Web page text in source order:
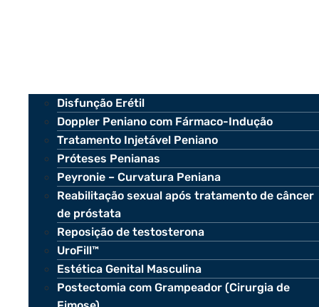
Disfunção Erétil
Doppler Peniano com Fármaco-Indução
Tratamento Injetável Peniano
Próteses Penianas
Peyronie – Curvatura Peniana
Reabilitação sexual após tratamento de câncer
de próstata
Reposição de testosterona
UroFill™
Estética Genital Masculina
Postectomia com Grampeador (Cirurgia de